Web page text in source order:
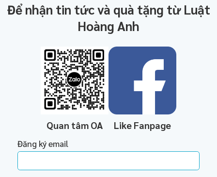
Để nhận tin tức và quà tặng từ Luật
Hoàng Anh
Quan tâm OA Like Fanpage
Đăng ký email